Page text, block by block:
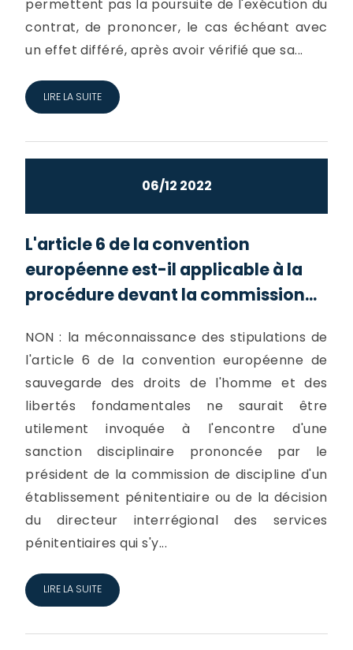
permettent pas la poursuite de l'exécution du
contrat, de prononcer, le cas échéant avec
un effet différé, après avoir vérifié que sa...
LIRE LA SUITE
06/12 2022
L'article 6 de la convention
européenne est-il applicable à la
procédure devant la commission...
NON : la méconnaissance des stipulations de
l'article 6 de la convention européenne de
sauvegarde des droits de l'homme et des
libertés fondamentales ne saurait être
utilement invoquée à l'encontre d'une
sanction disciplinaire prononcée par le
président de la commission de discipline d'un
établissement pénitentiaire ou de la décision
du directeur interrégional des services
pénitentiaires qui s'y...
LIRE LA SUITE